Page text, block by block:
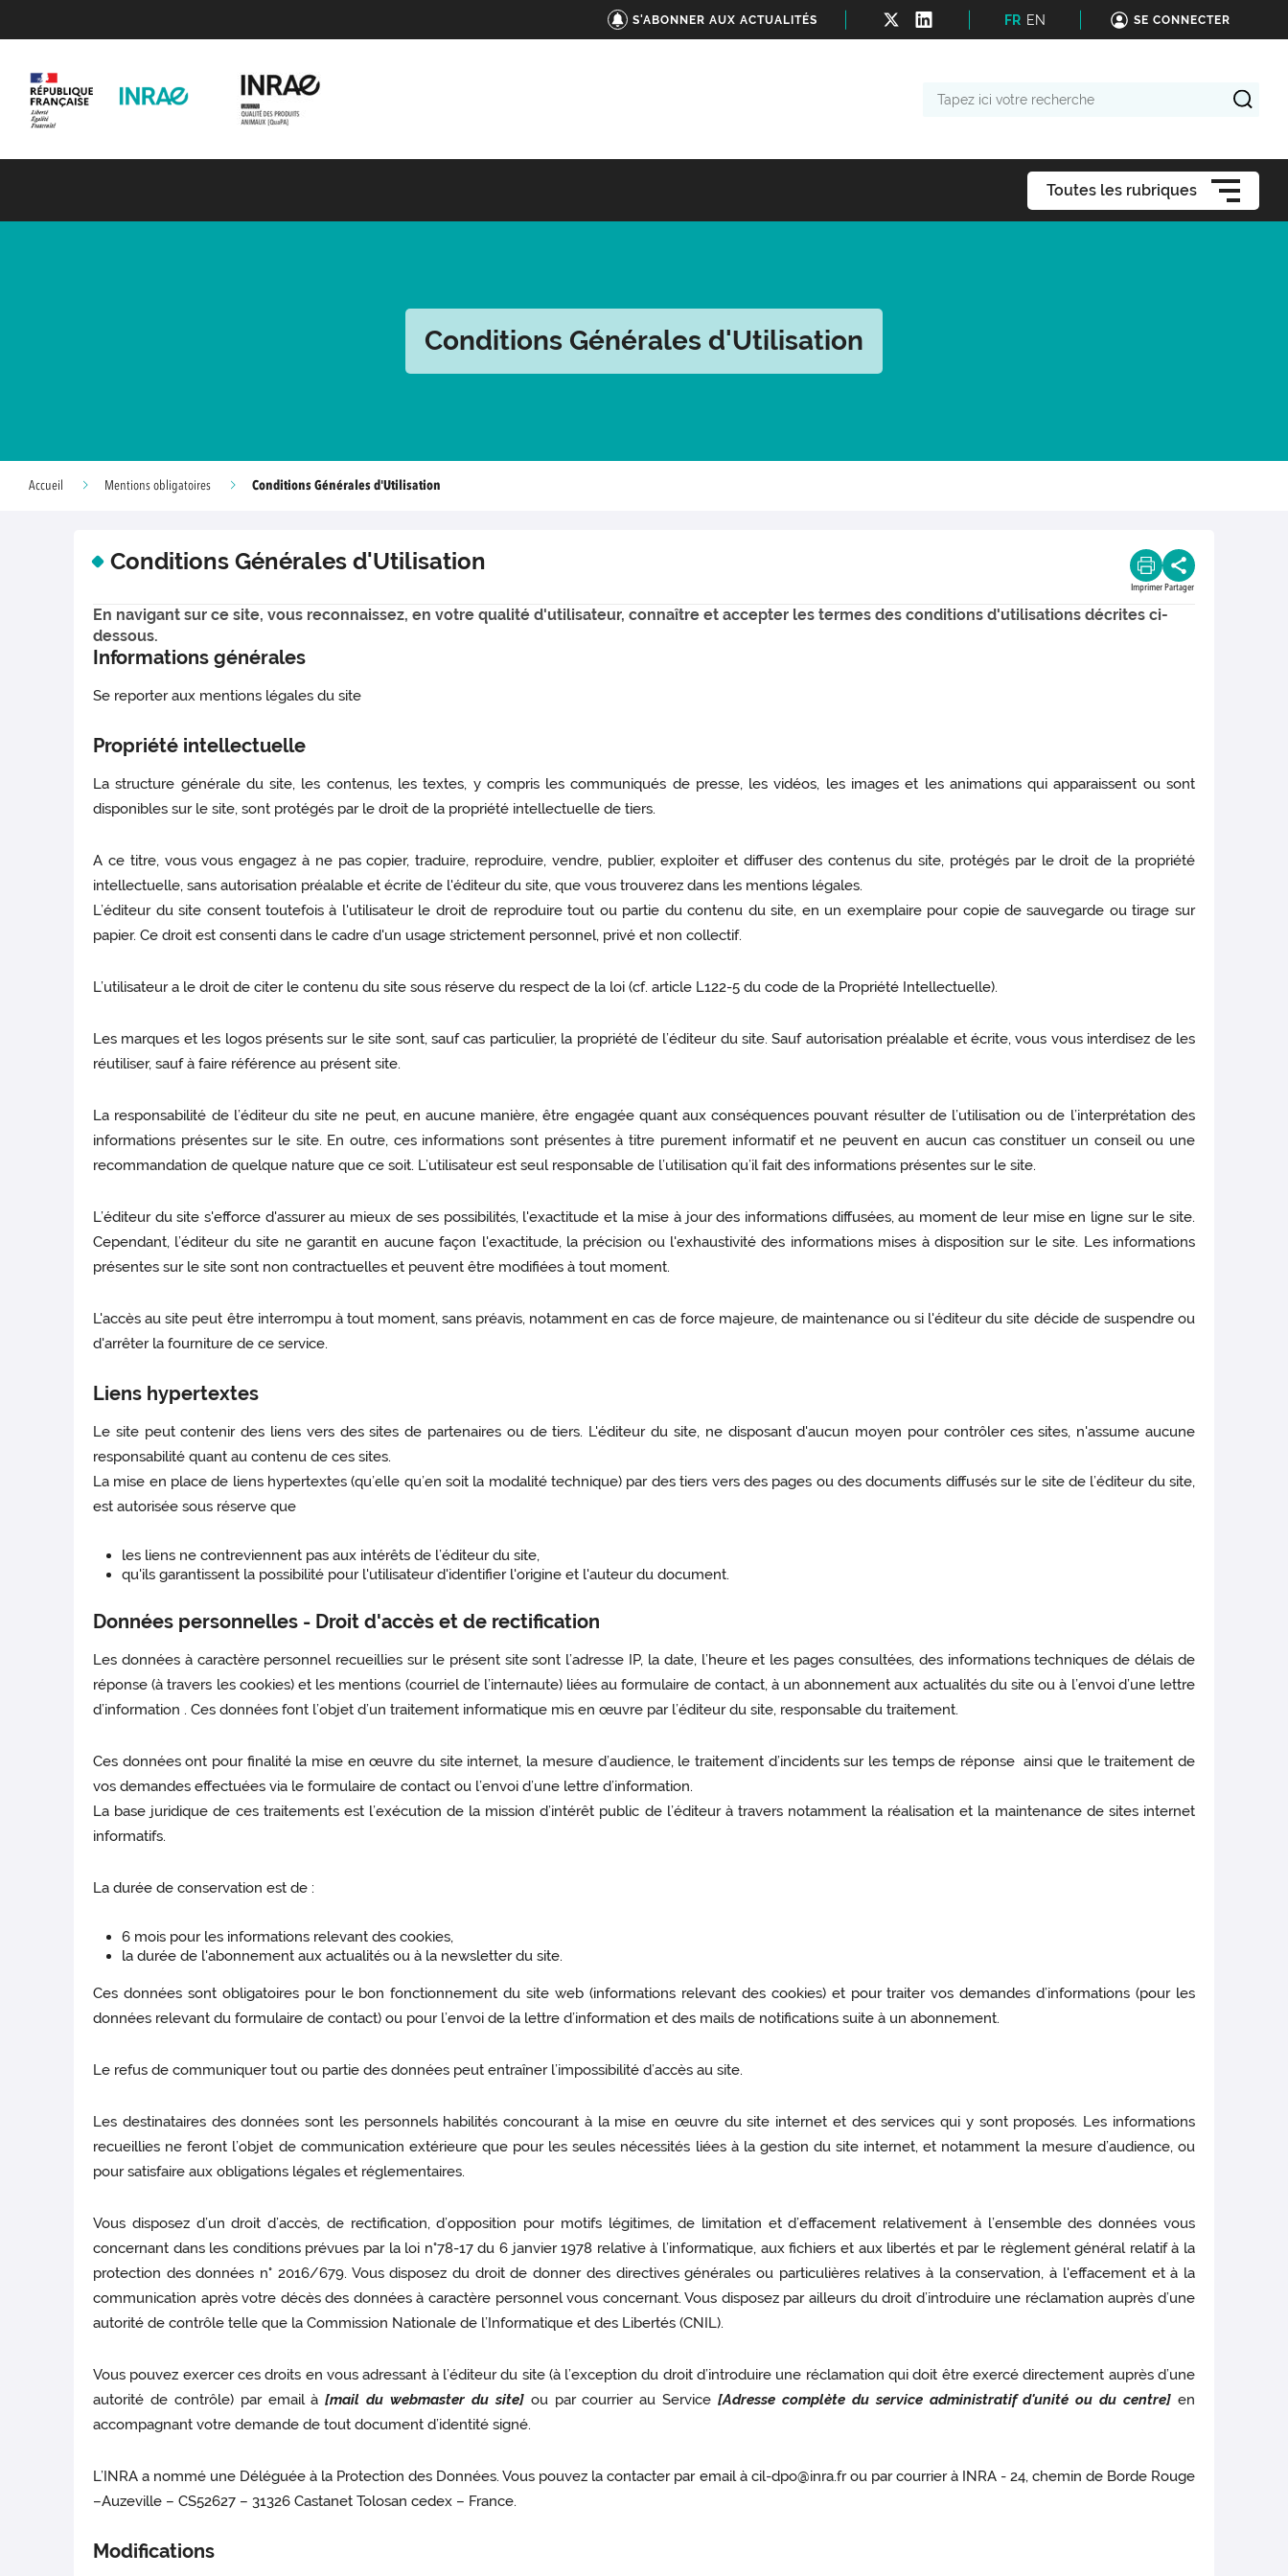
S'ABONNER AUX ACTUALITÉS FR EN SE CONNECTER
Toutes les rubriques
Conditions Générales d'Utilisation
Accueil Mentions obligatoires Conditions Générales d'Utilisation
Conditions Générales d'Utilisation
Imprimer Partager
En navigant sur ce site, vous reconnaissez, en votre qualité d'utilisateur, connaître et accepter les termes des conditions d'utilisations décrites ci-
dessous.
Informations générales
Se reporter aux mentions légales du site
Propriété intellectuelle
La structure générale du site, les contenus, les textes, y compris les communiqués de presse, les vidéos, les images et les animations qui apparaissent ou sont
disponibles sur le site, sont protégés par le droit de la propriété intellectuelle de tiers.
A ce titre, vous vous engagez à ne pas copier, traduire, reproduire, vendre, publier, exploiter et diffuser des contenus du site, protégés par le droit de la propriété
intellectuelle, sans autorisation préalable et écrite de l'éditeur du site, que vous trouverez dans les mentions légales.
L’éditeur du site consent toutefois à l'utilisateur le droit de reproduire tout ou partie du contenu du site, en un exemplaire pour copie de sauvegarde ou tirage sur
papier. Ce droit est consenti dans le cadre d'un usage strictement personnel, privé et non collectif.
L’utilisateur a le droit de citer le contenu du site sous réserve du respect de la loi (cf. article L122-5 du code de la Propriété Intellectuelle).
Les marques et les logos présents sur le site sont, sauf cas particulier, la propriété de l’éditeur du site. Sauf autorisation préalable et écrite, vous vous interdisez de les
réutiliser, sauf à faire référence au présent site.
La responsabilité de l’éditeur du site ne peut, en aucune manière, être engagée quant aux conséquences pouvant résulter de l’utilisation ou de l’interprétation des
informations présentes sur le site. En outre, ces informations sont présentes à titre purement informatif et ne peuvent en aucun cas constituer un conseil ou une
recommandation de quelque nature que ce soit. L’utilisateur est seul responsable de l’utilisation qu’il fait des informations présentes sur le site.
L’éditeur du site s'efforce d'assurer au mieux de ses possibilités, l'exactitude et la mise à jour des informations diffusées, au moment de leur mise en ligne sur le site.
Cependant, l’éditeur du site ne garantit en aucune façon l'exactitude, la précision ou l'exhaustivité des informations mises à disposition sur le site. Les informations
présentes sur le site sont non contractuelles et peuvent être modifiées à tout moment.
L'accès au site peut être interrompu à tout moment, sans préavis, notamment en cas de force majeure, de maintenance ou si l'éditeur du site décide de suspendre ou
d'arrêter la fourniture de ce service.
Liens hypertextes
Le site peut contenir des liens vers des sites de partenaires ou de tiers. L'éditeur du site, ne disposant d'aucun moyen pour contrôler ces sites, n'assume aucune
responsabilité quant au contenu de ces sites.
La mise en place de liens hypertextes (qu’elle qu’en soit la modalité technique) par des tiers vers des pages ou des documents diffusés sur le site de l’éditeur du site,
est autorisée sous réserve que
les liens ne contreviennent pas aux intérêts de l’éditeur du site,
qu'ils garantissent la possibilité pour l'utilisateur d'identifier l'origine et l'auteur du document.
Données personnelles - Droit d'accès et de rectification
Les données à caractère personnel recueillies sur le présent site sont l’adresse IP, la date, l’heure et les pages consultées, des informations techniques de délais de
réponse (à travers les cookies) et les mentions (courriel de l’internaute) liées au formulaire de contact, à un abonnement aux actualités du site ou à l’envoi d’une lettre
d’information . Ces données font l’objet d’un traitement informatique mis en œuvre par l’éditeur du site, responsable du traitement.
Ces données ont pour finalité la mise en œuvre du site internet, la mesure d’audience, le traitement d’incidents sur les temps de réponse ainsi que le traitement de
vos demandes effectuées via le formulaire de contact ou l’envoi d’une lettre d’information.
La base juridique de ces traitements est l’exécution de la mission d’intérêt public de l’éditeur à travers notamment la réalisation et la maintenance de sites internet
informatifs.
La durée de conservation est de :
6 mois pour les informations relevant des cookies,
la durée de l'abonnement aux actualités ou à la newsletter du site.
Ces données sont obligatoires pour le bon fonctionnement du site web (informations relevant des cookies) et pour traiter vos demandes d’informations (pour les
données relevant du formulaire de contact) ou pour l’envoi de la lettre d’information et des mails de notifications suite à un abonnement.
Le refus de communiquer tout ou partie des données peut entraîner l’impossibilité d’accès au site.
Les destinataires des données sont les personnels habilités concourant à la mise en œuvre du site internet et des services qui y sont proposés. Les informations
recueillies ne feront l’objet de communication extérieure que pour les seules nécessités liées à la gestion du site internet, et notamment la mesure d’audience, ou
pour satisfaire aux obligations légales et réglementaires.
Vous disposez d’un droit d’accès, de rectification, d’opposition pour motifs légitimes, de limitation et d’effacement relativement à l’ensemble des données vous
concernant dans les conditions prévues par la loi n°78-17 du 6 janvier 1978 relative à l’informatique, aux fichiers et aux libertés et par le règlement général relatif à la
protection des données n° 2016/679. Vous disposez du droit de donner des directives générales ou particulières relatives à la conservation, à l'effacement et à la
communication après votre décès des données à caractère personnel vous concernant. Vous disposez par ailleurs du droit d’introduire une réclamation auprès d’une
autorité de contrôle telle que la Commission Nationale de l’Informatique et des Libertés (CNIL).
Vous pouvez exercer ces droits en vous adressant à l’éditeur du site (à l’exception du droit d’introduire une réclamation qui doit être exercé directement auprès d’une
autorité de contrôle) par email à[mail du webmaster du site]ou par courrier au Service[Adresse complète du service administratif d'unité ou du centre] en
accompagnant votre demande de tout document d’identité signé.
L’INRA a nommé une Déléguée à la Protection des Données. Vous pouvez la contacter par email à cil-dpo@inra.fr ou par courrier à INRA - 24, chemin de Borde Rouge
–Auzeville – CS52627 – 31326 Castanet Tolosan cedex – France.
Modifications